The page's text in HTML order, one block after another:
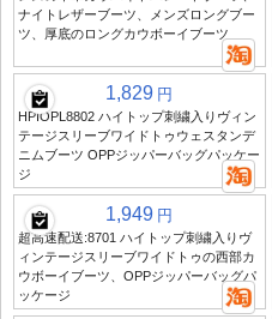
ナイトレザーブーツ、メンズロングブー
ツ、厚底のロングカウボーイブーツ
1,829 円
HPIOPL8802 ハイトップ刺繍入りヴィン
テージスリーブワイドトゥウェスタンデ
ニムブーツ OPPジッパーバッグパッケー
ジ
1,949 円
超高速配送:8701 ハイトップ刺繍入りヴ
ィンテージスリーブワイドトゥの西部カ
ウボーイブーツ、OPPジッパーバッグパ
ッケージ